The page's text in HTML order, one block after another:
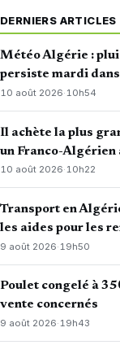
DERNIERS ARTICLES
Météo Algérie :
persiste mardi
10 août 2026·10h54
Il achète la plus
un Franco-Algérien
10 août 2026·10h22
Transport en
les aides pour les
9 août 2026· 19h50
Poulet congelé à
vente concernés
9 août 2026·19h43